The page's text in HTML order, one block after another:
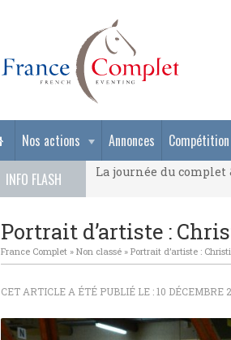
Nos actions Annonces Compétition
INFO FLASH
La journée du
La journée du
Portrait d’artiste :
France Complet » Non classé » Portrait d’artiste :
CET ARTICLE A ÉTÉ PUBLIÉ LE : 10 DÉCEMBRE